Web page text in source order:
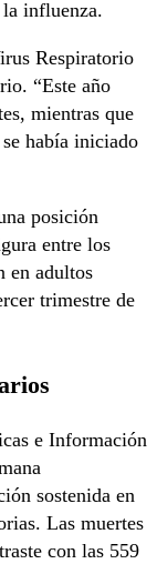
la influenza.
Respiratorio
“Este año
mientras que
se había iniciado
posición
entre los
en adultos
trimestre de
e Información
sostenida en
Las muertes
con las 559